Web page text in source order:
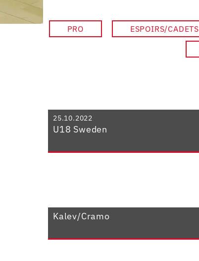
PRO ESPOIRS/CADETS
25.10.2022
U18 Sweden
Kalev/Cramo